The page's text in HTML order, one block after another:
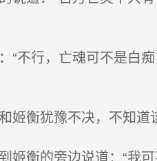
不行，亡魂可不是白
衡犹豫不决，不知道
衡的旁边说道：“我